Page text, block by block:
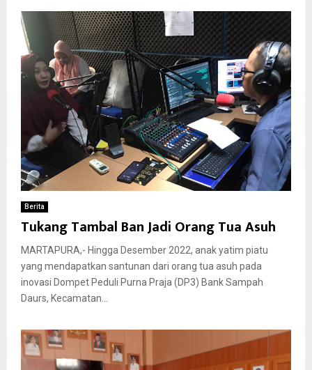
Berita
Tukang Tambal Ban Jadi Orang Tua Asuh
MARTAPURA,- Hingga Desember 2022, anak yatim piatu
yang mendapatkan santunan dari orang tua asuh pada
inovasi Dompet Peduli Purna Praja (DP3) Bank Sampah
Daurs, Kecamatan...